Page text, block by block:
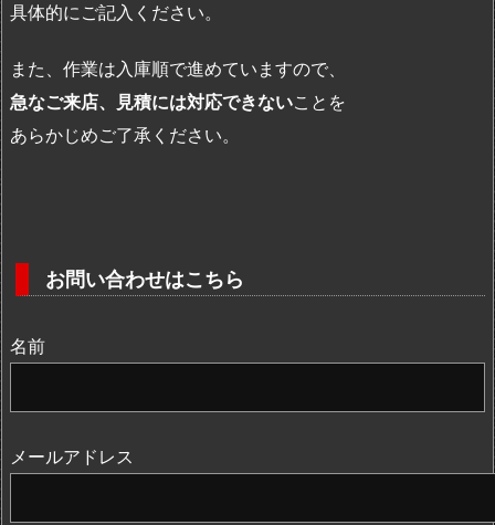
具体的にご記入ください。
また、作業は入庫順で進めていますので、
急なご来店、見積には対応できないことを
あらかじめご了承ください。
お問い合わせはこちら
名前
メールアドレス